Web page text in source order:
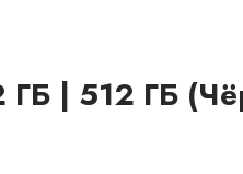
ГБ | 512 ГБ